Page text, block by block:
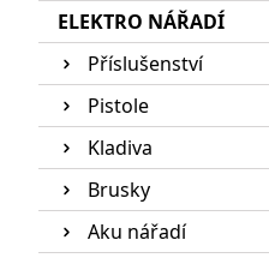
ELEKTRO NÁŘADÍ
Příslušenství
Pistole
Kladiva
Brusky
Aku nářadí